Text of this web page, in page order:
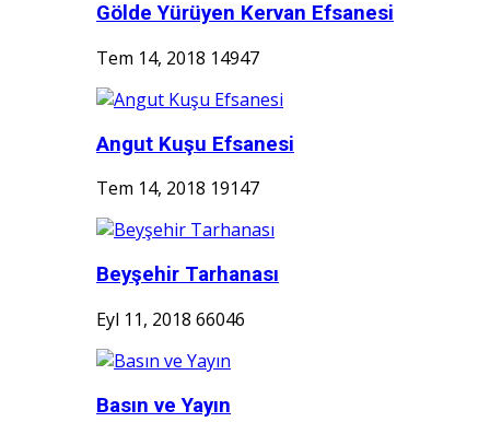
Gölde Yürüyen Kervan Efsanesi
Tem 14, 2018 14947
Angut Kuşu Efsanesi
Tem 14, 2018 19147
Beyşehir Tarhanası
Eyl 11, 2018 66046
Basın ve Yayın